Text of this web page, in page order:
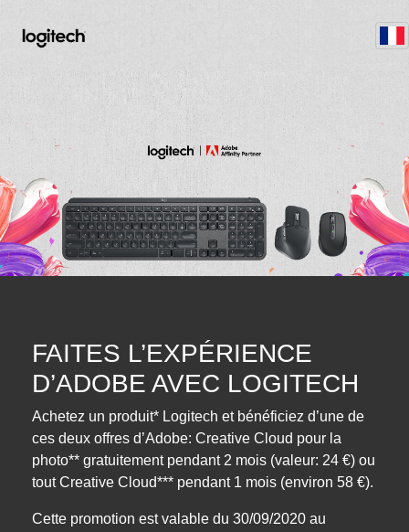
FAITES L’EXPÉRIENCE
D’ADOBE AVEC LOGITECH
Achetez un produit* Logitech et bénéficiez d’une de
ces deux offres d’Adobe: Creative Cloud pour la
photo** gratuitement pendant 2 mois (valeur: 24 €) ou
tout Creative Cloud*** pendant 1 mois (environ 58 €).
Cette promotion est valable du 30/09/2020 au